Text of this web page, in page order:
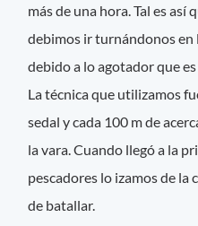
más de una hora. Tal es así
debimos ir turnándonos en
debido a lo agotador que
La técnica que utilizamos
sedal y cada 100 m de
la vara. Cuando llegó a la
pescadores lo izamos de la
de batallar.